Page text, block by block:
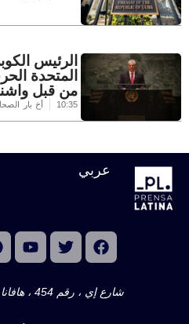
الرئيس
المتحدة
من قبل
10:35 أخ بار
عربي
شارع إي ، رقم 454 ، هافانا ، كوبا